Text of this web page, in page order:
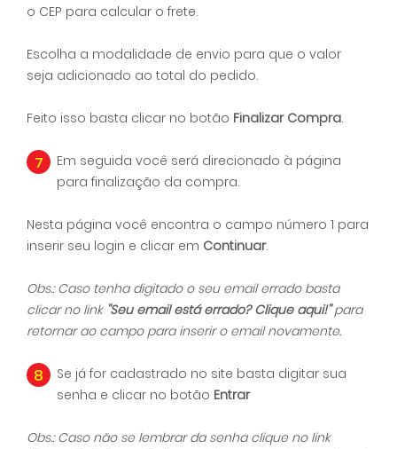
o CEP para calcular o frete.
Escolha a modalidade de envio para que o valor
seja adicionado ao total do pedido.
Feito isso basta clicar no botão Finalizar Compra.
7
Em seguida você será direcionado à página
para finalização da compra.
Nesta página você encontra o campo número 1 para
inserir seu login e clicar em Continuar.
Obs.: Caso tenha digitado o seu email errado basta
clicar no link ''Seu email está errado? Clique aqui!''para
retornar ao campo para inserir o email novamente.
8
Se já for cadastrado no site basta digitar sua
senha e clicar no botão Entrar
Obs.: Caso não se lembrar da senha clique no link